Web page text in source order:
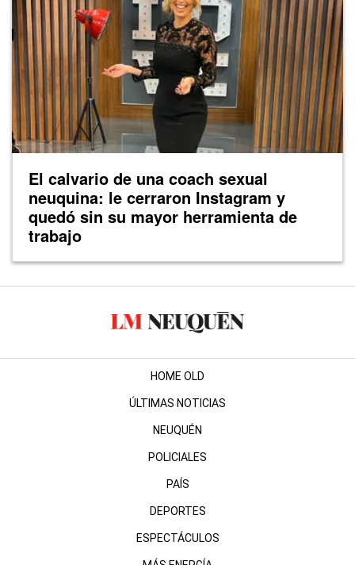
El calvario de una coach sexual
neuquina: le cerraron Instagram y
quedó sin su mayor herramienta de
trabajo
HOME OLD
ÚLTIMAS NOTICIAS
NEUQUÉN
POLICIALES
PAÍS
DEPORTES
ESPECTÁCULOS